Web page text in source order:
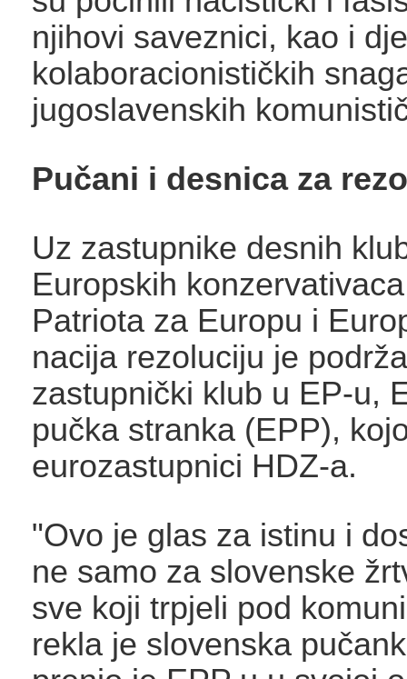
njihovi saveznici, kao i
kolaboracionističkih
jugoslavenskih
Pučani i desnica za
Uz zastupnike desnih
Europskih
Patriota za Europu i
nacija rezoluciju je
zastupnički klub u EP-u,
pučka stranka (EPP),
eurozastupnici HDZ-a.
"Ovo je glas za istinu i
ne samo za slovenske
sve koji trpjeli pod
rekla je slovenska